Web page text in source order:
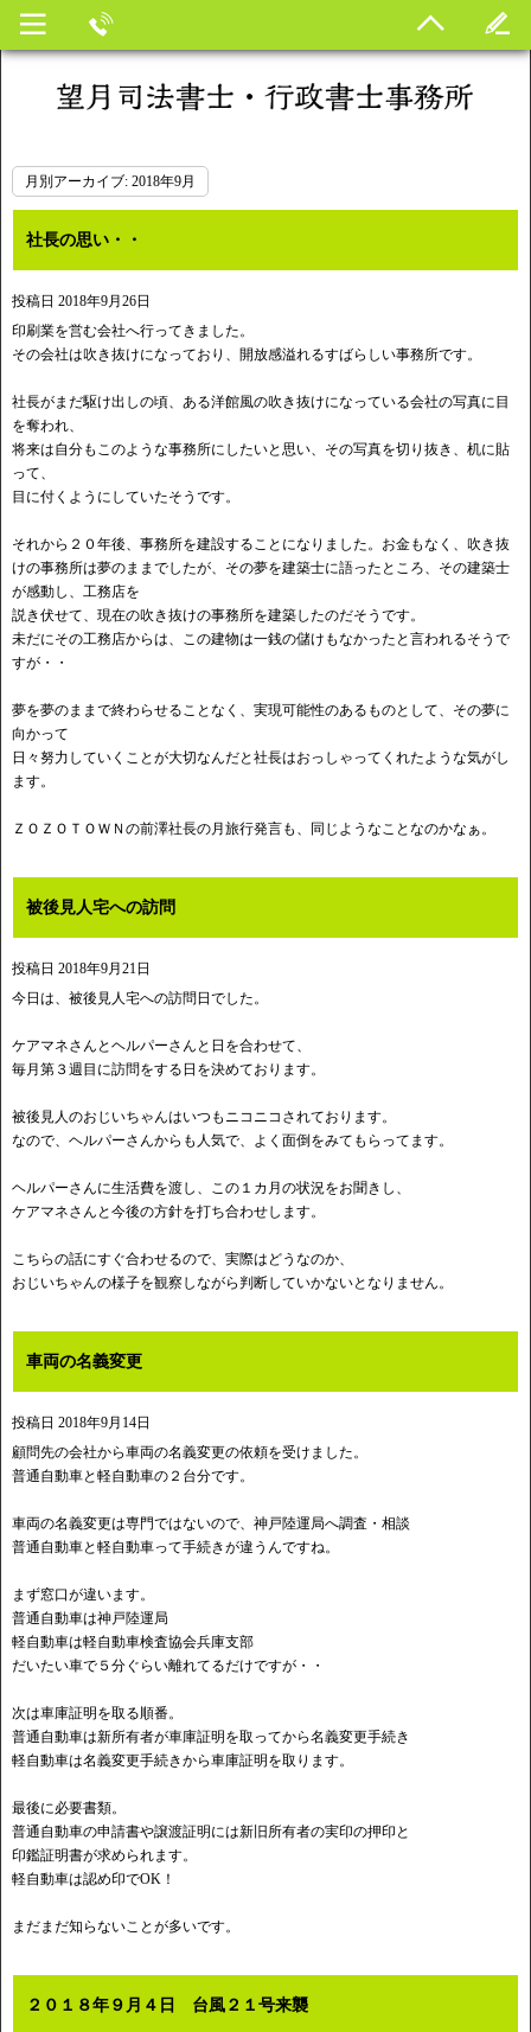
月別アーカイブ: 2018年9月
社長の思い・・
投稿日 2018年9月26日
印刷業を営む会社へ行ってきました。
その会社は吹き抜けになっており、開放感溢れるすばらしい事務所です。
社長がまだ駆け出しの頃、ある洋館風の吹き抜けになっている会社の写真に目
を奪われ、
将来は自分もこのような事務所にしたいと思い、その写真を切り抜き、机に貼
って、
目に付くようにしていたそうです。
それから２０年後、事務所を建設することになりました。お金もなく、吹き抜
けの事務所は夢のままでしたが、その夢を建築士に語ったところ、その建築士
が感動し、工務店を
説き伏せて、現在の吹き抜けの事務所を建築したのだそうです。
未だにその工務店からは、この建物は一銭の儲けもなかったと言われるそうで
すが・・
夢を夢のままで終わらせることなく、実現可能性のあるものとして、その夢に
向かって
日々努力していくことが大切なんだと社長はおっしゃってくれたような気がし
ます。
ＺＯＺＯＴＯＷＮの前澤社長の月旅行発言も、同じようなことなのかなぁ。
被後見人宅への訪問
投稿日 2018年9月21日
今日は、被後見人宅への訪問日でした。
ケアマネさんとヘルパーさんと日を合わせて、
毎月第３週目に訪問をする日を決めております。
被後見人のおじいちゃんはいつもニコニコされております。
なので、ヘルパーさんからも人気で、よく面倒をみてもらってます。
ヘルパーさんに生活費を渡し、この１カ月の状況をお聞きし、
ケアマネさんと今後の方針を打ち合わせします。
こちらの話にすぐ合わせるので、実際はどうなのか、
おじいちゃんの様子を観察しながら判断していかないとなりません。
車両の名義変更
投稿日 2018年9月14日
顧問先の会社から車両の名義変更の依頼を受けました。
普通自動車と軽自動車の２台分です。
車両の名義変更は専門ではないので、神戸陸運局へ調査・相談
普通自動車と軽自動車って手続きが違うんですね。
まず窓口が違います。
普通自動車は神戸陸運局
軽自動車は軽自動車検査協会兵庫支部
だいたい車で５分ぐらい離れてるだけですが・・
次は車庫証明を取る順番。
普通自動車は新所有者が車庫証明を取ってから名義変更手続き
軽自動車は名義変更手続きから車庫証明を取ります。
最後に必要書類。
普通自動車の申請書や譲渡証明には新旧所有者の実印の押印と
印鑑証明書が求められます。
軽自動車は認め印でOK！
まだまだ知らないことが多いです。
２０１８年９月４日 台風２１号来襲